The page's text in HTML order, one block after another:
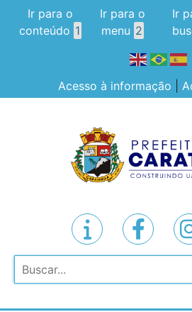
Ir para o
conteúdo 1
Ir para o
menu 2
Ir
Acesso à informação
Pesquisar